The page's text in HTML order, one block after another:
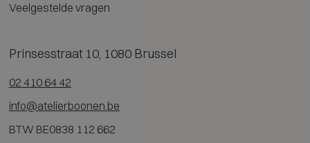
Veelgestelde vragen
Prinsesstraat 10, 1080 Brussel
02 410 64 42
info@atelierboonen.be
BTW BE0838 112 662